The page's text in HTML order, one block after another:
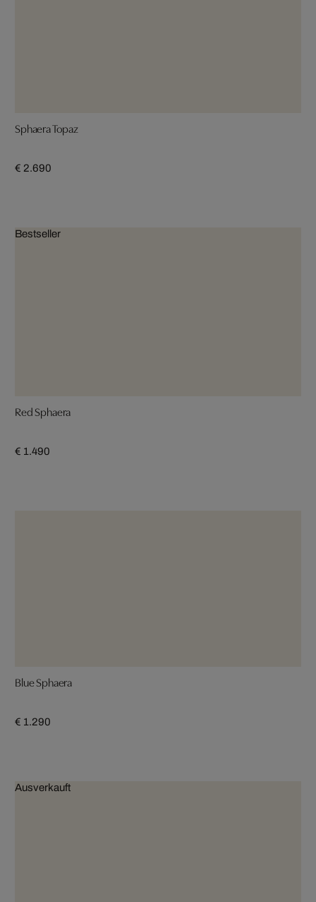
Sphaera Topaz
€ 2.690
Bestseller
Red Sphaera
€ 1.490
Blue Sphaera
€ 1.290
Ausverkauft